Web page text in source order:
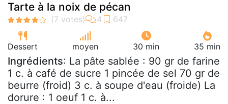
Tarte à la noix de pécan
Dessert moyen 30 min 35 min
Ingrédients: La pâte sablée : 90 gr de farine
1 c. à café de sucre 1 pincée de sel 70 gr de
beurre (froid) 3 c. à soupe d'eau (froide) La
dorure : 1 oeuf 1 c. à...